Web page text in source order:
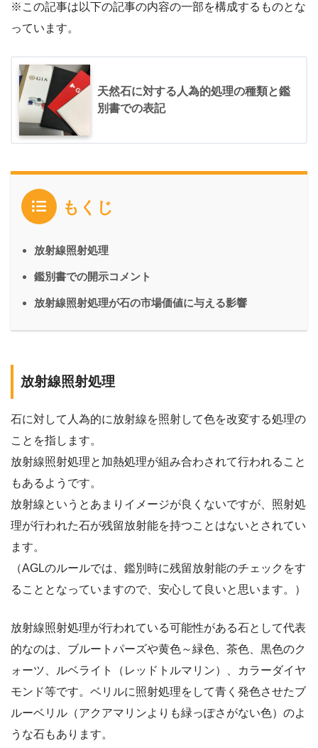
※この記事は以下の記事の内容の一部を構成するものとな
っています。
天然石に対する人為的処理の種類と鑑
別書での表記
もくじ
放射線照射処理
鑑別書での開示コメント
放射線照射処理が石の市場価値に与える影響
放射線照射処理
石に対して人為的に放射線を照射して色を改変する処理の
ことを指します。
放射線照射処理と加熱処理が組み合わされて行われること
もあるようです。
放射線というとあまりイメージが良くないですが、照射処
理が行われた石が残留放射能を持つことはないとされてい
ます。
（AGLのルールでは、鑑別時に残留放射能のチェックをす
ることとなっていますので、安心して良いと思います。）
放射線照射処理が行われている可能性がある石として代表
的なのは、ブルートパーズや黄色～緑色、茶色、黒色のク
ォーツ、ルベライト（レッドトルマリン）、カラーダイヤ
モンド等です。ベリルに照射処理をして青く発色させたブ
ルーベリル（アクアマリンよりも緑っぽさがない色）のよ
うな石もあります。